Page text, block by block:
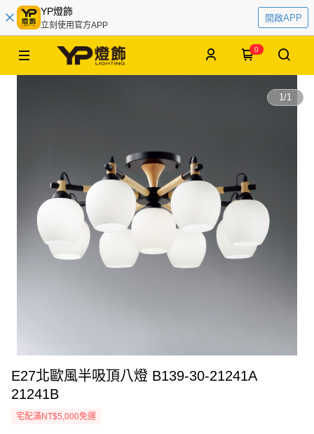
YP燈飾
立刻使用官方APP
開啟APP
0
1/1
E27北歐風半吸頂八燈 B139-30-21241A
21241B
宅配滿NT$5,000免運